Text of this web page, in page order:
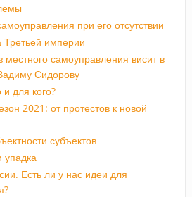
при его отсутствии
Третьей империи
самоуправления висит в
Сидорову
для кого?
2021: от протестов к новой
субъектов
упадка
Есть ли у нас идеи для